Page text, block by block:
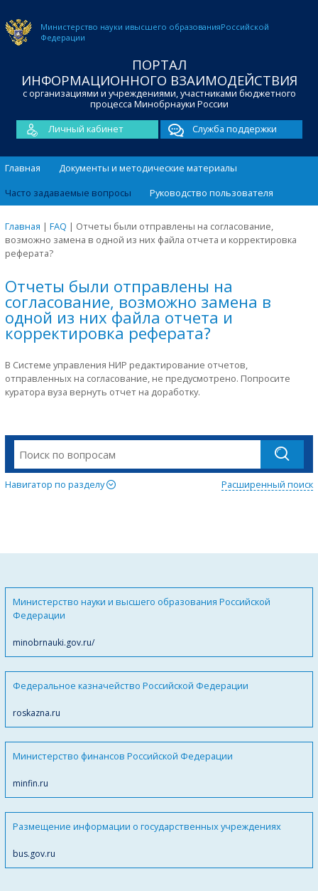
Министерство науки ивысшего образованияРоссийской
Федерации
ПОРТАЛ
ИНФОРМАЦИОННОГО ВЗАИМОДЕЙСТВИЯ
с организациями и учреждениями, участниками бюджетного
процесса Минобрнауки России
Личный кабинет
Служба поддержки
Главная
Документы и методические материалы
Часто задаваемые вопросы
Руководство пользователя
Главная | FAQ | Отчеты были отправлены на согласование,
возможно замена в одной из них файла отчета и корректировка
реферата?
Отчеты были отправлены на
согласование, возможно замена в
одной из них файла отчета и
корректировка реферата?
В Системе управления НИР редактирование отчетов,
отправленных на согласование, не предусмотрено. Попросите
куратора вуза вернуть отчет на доработку.
Навигатор по разделу Расширенный поиск
Министерство науки и высшего образования Российской
Федерации
minobrnauki.gov.ru/
Федеральное казначейство Российской Федерации
roskazna.ru
Министерство финансов Российской Федерации
minfin.ru
Размещение информации о государственных учреждениях
bus.gov.ru